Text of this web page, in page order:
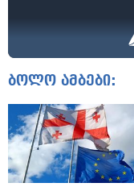
ბოლო ამბები: